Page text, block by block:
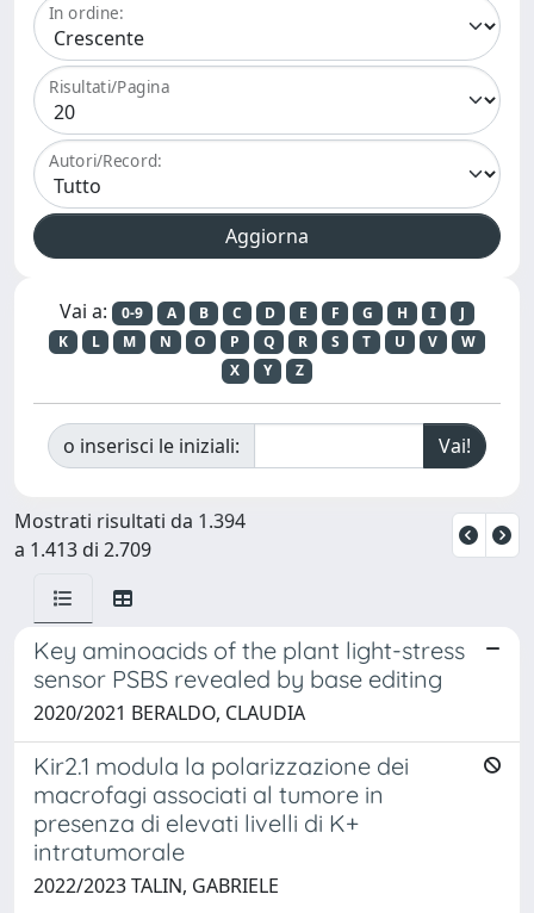
In ordine:
Risultati/Pagina
Autori/Record:
Vai a: 0-9 A B C D E F G H I
J
K
L M N O P Q R S T U V
W
X
Y Z
o inserisci le iniziali:
Mostrati risultati da 1.394
a 1.413 di 2.709
Key aminoacids of the plant light-stress
sensor PSBS revealed by base editing
2020/2021 BERALDO, CLAUDIA
Kir2.1 modula la polarizzazione dei
macrofagi associati al tumore in
presenza di elevati livelli di K+
intratumorale
2022/2023 TALIN, GABRIELE